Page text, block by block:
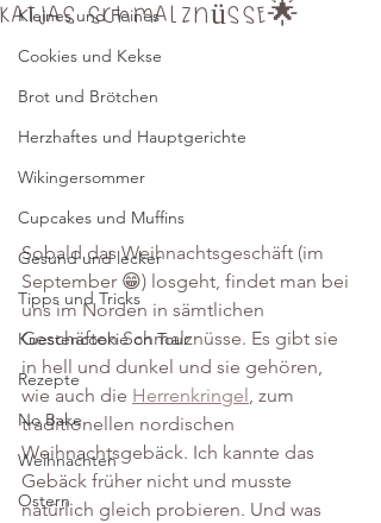
Kleines und Feines
Cookies und Kekse
Brot und Brötchen
Herzhaftes und Hauptgerichte
Wikingersommer
Cupcakes und Muffins
Gesund und lecker
Tipps und Tricks
Kuestencookie on Tour
Rezepte
No Bake
Weihnachten
Ostern
Katjas Schmalznüsse🌟
Sobald das Weihnachtsgeschäft (im
September 😁) losgeht, findet man bei
uns im Norden in sämtlichen
Geschäften Schmalznüsse. Es gibt sie
in hell und dunkel und sie gehören,
wie auch die Herrenkringel , zum
traditionellen nordischen
Weihnachtsgebäck. Ich kannte das
Gebäck früher nicht und musste
natürlich gleich probieren. Und was